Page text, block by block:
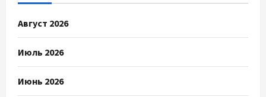
Август 2026
Июль 2026
Июнь 2026